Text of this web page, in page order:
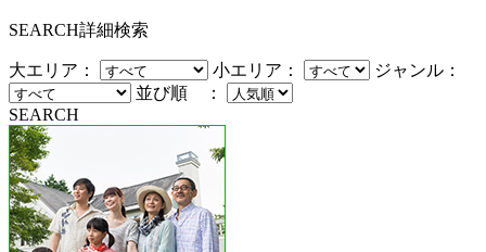
SEARCH詳細検索
大エリア： 小エリア：
ジャンル：
並び順 ：
SEARCH